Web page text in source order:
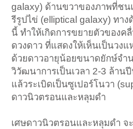
galaxy) ด้านขวาของภาพที่ชน
รีรูปไข่ (elliptical galaxy) ทา
นี้ ทำให้เกิดการขยายตัวของค
ดวงดาว ที่แสดงให้เห็นเป็นวงแ
ด้วยดาวอายุน้อยขนาดยักษ์จำ
วิวัฒนาการเป็นเวลา 2-3 ล้าน
แล้วระเบิดเป็นซูเปอร์โนวา
ดาวนิวตรอนและหลุมดำ
เศษดาวนิวตรอนและหลุมดำ จ